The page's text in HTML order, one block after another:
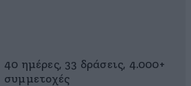
40 ημέρες, 33 δράσεις, 4.000+
συμμετοχές